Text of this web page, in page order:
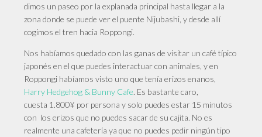
dimos un paseo por la explanada principal hasta llegar a la
zona donde se puede ver el puente Nijubashi, y desde allí
cogimos el tren hacia Roppongi.
Nos habíamos quedado con las ganas de visitar un café típico
japonés en el que puedes interactuar con animales, y en
Roppongi habíamos visto uno que tenía erizos enanos,
Harry Hedgehog & Bunny Cafe. Es bastante caro,
cuesta 1.800¥ por persona y solo puedes estar 15 minutos
con los erizos que no puedes sacar de su cajita. No es
realmente una cafetería ya que no puedes pedir ningún tipo